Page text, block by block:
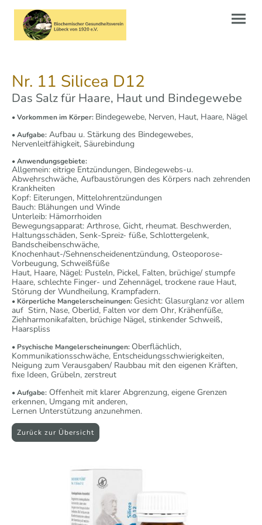
Nr. 11 Silicea D12
Das Salz für Haare, Haut und Bindegewebe
•Vorkommen im Körper: Bindegewebe, Nerven, Haut, Haare, Nägel
• Aufgabe: Aufbau u. Stärkung des Bindegewebes,
Nervenleitfähigkeit, Säurebindung
• Anwendungsgebiete:
Allgemein: eitrige Entzündungen, Bindegewebs-u.
Abwehrschwäche, Aufbaustörungen des Körpers nach zehrenden
Krankheiten
Kopf: Eiterungen, Mittelohrentzündungen
Bauch: Blähungen und Winde
Unterleib: Hämorrhoiden
Bewegungsapparat: Arthrose, Gicht, rheumat. Beschwerden,
Haltungsschäden, Senk-Spreiz- füße, Schlottergelenk,
Bandscheibenschwäche,
Knochenhaut-/Sehnenscheidenentzündung, Osteoporose-
Vorbeugung, Schweißfüße
Haut, Haare, Nägel: Pusteln, Pickel, Falten, brüchige/ stumpfe
Haare, schlechte Finger- und Zehennägel, trockene raue Haut,
Störung der Wundheilung, Krampfadern.
• Körperliche Mangelerscheinungen: Gesicht: Glasurglanz vor allem
auf Stirn, Nase, Oberlid, Falten vor dem Ohr, Krähenfüße,
Ziehharmonikafalten, brüchige Nägel, stinkender Schweiß,
Haarspliss
• Psychische Mangelerscheinungen: Oberflächlich,
Kommunikationsschwäche, Entscheidungsschwierigkeiten,
Neigung zum Verausgaben/ Raubbau mit den eigenen Kräften,
fixe Ideen, Grübeln, zerstreut
• Aufgabe: Offenheit mit klarer Abgrenzung, eigene Grenzen
erkennen, Umgang mit anderen,
Lernen Unterstützung anzunehmen.
Zurück zur Übersicht